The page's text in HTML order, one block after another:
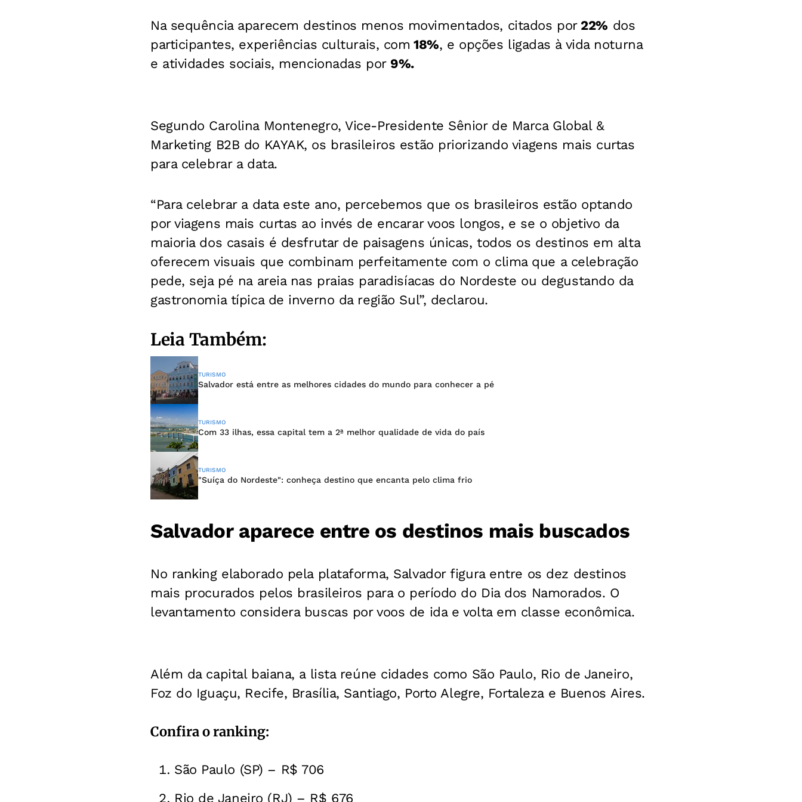
Na sequência aparecem destinos menos movimentados, citados por22% dos
participantes, experiências culturais, com 18%, e opções ligadas à vida noturna
e atividades sociais, mencionadas por 9%.
Segundo Carolina Montenegro, Vice-Presidente Sênior de Marca Global &
Marketing B2B do KAYAK, os brasileiros estão priorizando viagens mais curtas
para celebrar a data.
“Para celebrar a data este ano, percebemos que os brasileiros estão optando
por viagens mais curtas ao invés de encarar voos longos, e se o objetivo da
maioria dos casais é desfrutar de paisagens únicas, todos os destinos em alta
oferecem visuais que combinam perfeitamente com o clima que a celebração
pede, seja pé na areia nas praias paradisíacas do Nordeste ou degustando da
gastronomia típica de inverno da região Sul”, declarou.
Leia Também:
TURISMO
Salvador está entre as melhores cidades do mundo para conhecer a pé
TURISMO
Com 33 ilhas, essa capital tem a 2ª melhor qualidade de vida do país
TURISMO
"Suíça do Nordeste": conheça destino que encanta pelo clima frio
Salvador aparece entre os destinos mais buscados
No ranking elaborado pela plataforma, Salvador figura entre os dez destinos
mais procurados pelos brasileiros para o período do Dia dos Namorados. O
levantamento considera buscas por voos de ida e volta em classe econômica.
Além da capital baiana, a lista reúne cidades como São Paulo, Rio de Janeiro,
Foz do Iguaçu, Recife, Brasília, Santiago, Porto Alegre, Fortaleza e Buenos Aires.
Confira o ranking:
São Paulo (SP) – R$ 706
Rio de Janeiro (RJ) – R$ 676